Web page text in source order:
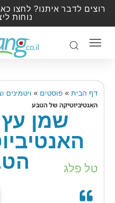
רוצים לדבר איתנו? לחצו
נוחות
דף הבית » פוסטים » ויטמינים
האנטיביוטיקה של הטבע
שמן
טל פלג